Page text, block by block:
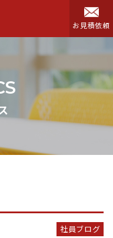
お見積依頼
社員ブログ